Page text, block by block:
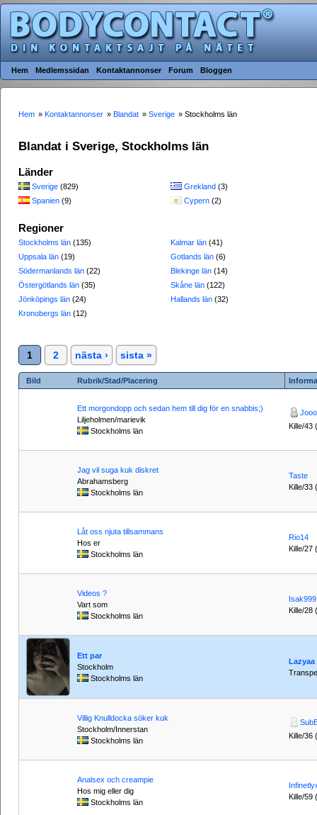
Hem Medlemssidan Kontaktannonser Forum Bloggen
Hem » Kontaktannonser » Blandat » Sverige » Stockholms län
Blandat i Sverige, Stockholms län
Länder
Sverige (829)
Spanien (9)
Grekland (3)
Cypern (2)
Regioner
Stockholms län (135)
Uppsala län (19)
Södermanlands län (22)
Östergötlands län (35)
Jönköpings län (24)
Kronobergs län (12)
Kalmar län (41)
Gotlands län (6)
Blekinge län (14)
Skåne län (122)
Hallands län (32)
1 2 nästa › sista »
Bild Rubrik/Stad/Placering
Ett morgondopp och sedan hem till dig för en snabbis;)
Liljeholmen/marievik
Stockholms län
Kille/43
Jag vil suga kuk diskret
Abrahamsberg
Stockholms län
Taste
Kille/33
Låt oss njuta tillsammans
Hos er
Stockholms län
Rio14
Kille/27
Videos ?
Vart som
Stockholms län
Isak999
Kille/28
Ett par
Stockholm
Stockholms län
Lazyaa
Villig Knulldocka söker kuk
Stockholm/Innerstan
Stockholms län
Kille/36
Analsex och creampie
Hos mig eller dig
Stockholms län
Kille/59